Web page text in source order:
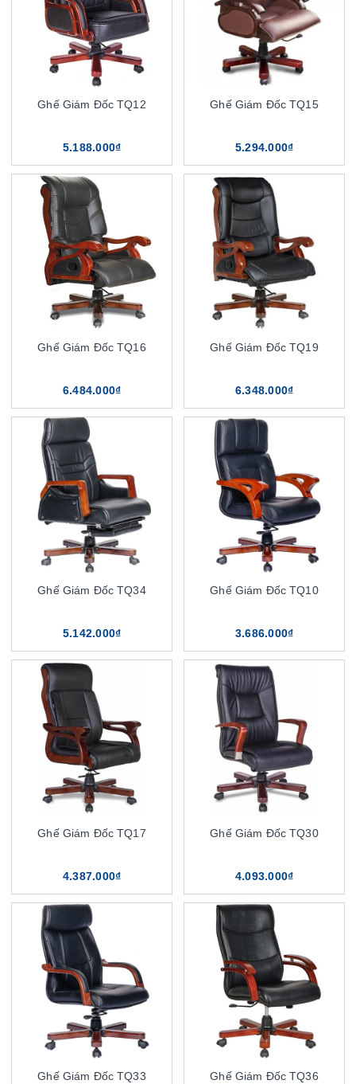
Ghế Giám Đốc TQ12
5.188.000₫
Ghế Giám Đốc TQ15
5.294.000₫
Ghế Giám Đốc TQ16
6.484.000₫
Ghế Giám Đốc TQ19
6.348.000₫
Ghế Giám Đốc TQ34
5.142.000₫
Ghế Giám Đốc TQ10
3.686.000₫
Ghế Giám Đốc TQ17
4.387.000₫
Ghế Giám Đốc TQ30
4.093.000₫
Ghế Giám Đốc TQ33 Ghế Giám Đốc TQ36